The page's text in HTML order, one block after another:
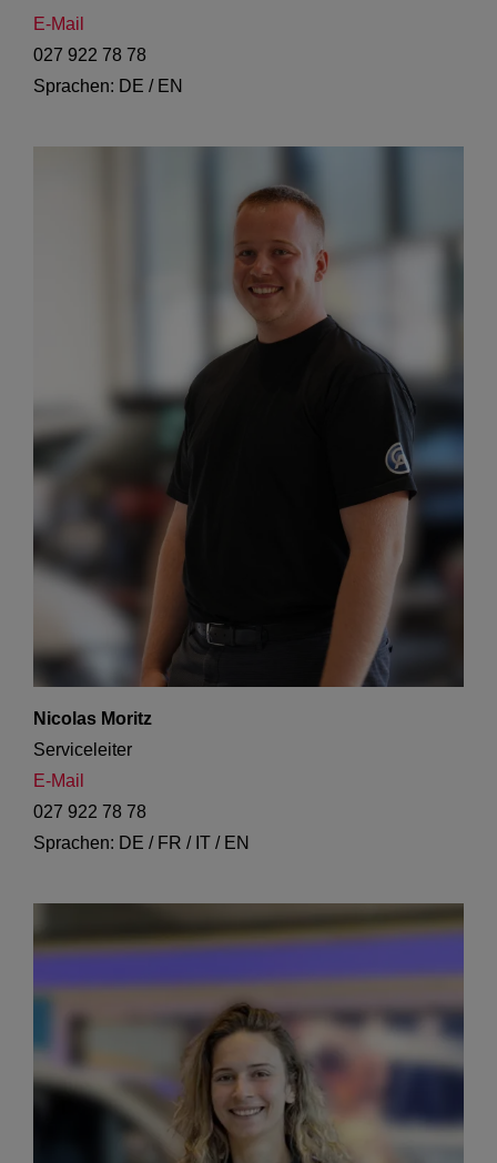
E-Mail
027 922 78 78
Sprachen: DE / EN
Nicolas Moritz
Serviceleiter
E-Mail
027 922 78 78
Sprachen: DE / FR / IT / EN